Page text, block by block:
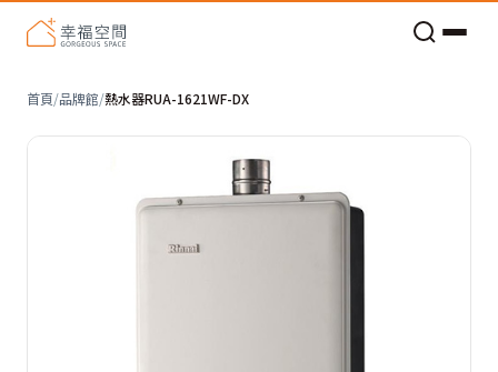
首頁/品牌館/熱水器RUA-1621WF-DX